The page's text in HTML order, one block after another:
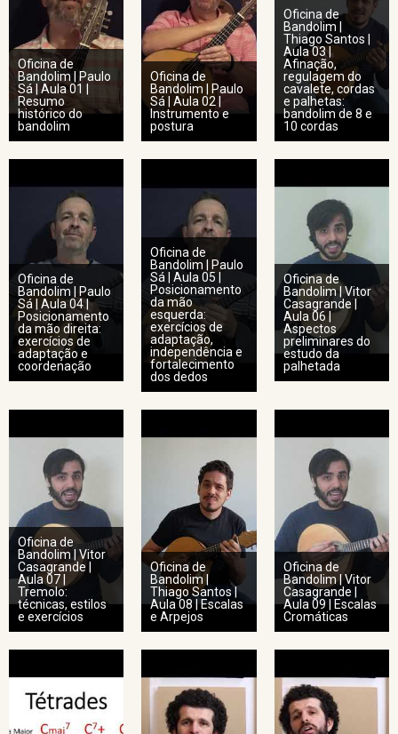
Oficina de
Bandolim | Paulo
Sá | Aula 01 |
Resumo
histórico do
bandolim
Oficina de
Bandolim | Paulo
Sá | Aula 02 |
Instrumento e
postura
Oficina de
Bandolim |
Thiago Santos |
Aula 03 |
Afinação,
regulagem do
cavalete, cordas
e palhetas:
bandolim de 8 e
10 cordas
Oficina de
Bandolim | Paulo
Sá | Aula 04 |
Posicionamento
da mão direita:
exercícios de
adaptação e
coordenação
Oficina de
Bandolim | Paulo
Sá | Aula 05 |
Posicionamento
da mão
esquerda:
exercícios de
adaptação,
independência e
fortalecimento
dos dedos
Oficina de
Bandolim | Vitor
Casagrande |
Aula 06 |
Aspectos
preliminares do
estudo da
palhetada
Oficina de
Bandolim | Vitor
Casagrande |
Aula 07 |
Tremolo:
técnicas, estilos
e exercícios
Oficina de
Bandolim |
Thiago Santos |
Aula 08 | Escalas
e Arpejos
Oficina de
Bandolim | Vitor
Casagrande |
Aula 09 | Escalas
Cromáticas